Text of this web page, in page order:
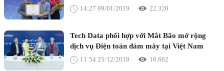
14:27 09/01/2019 22.320
Tech Data phối hợp với Mắt Bão mở rộng
dịch vụ Điện toán đám mây tại Việt Nam
11:54 25/12/2018 16.662